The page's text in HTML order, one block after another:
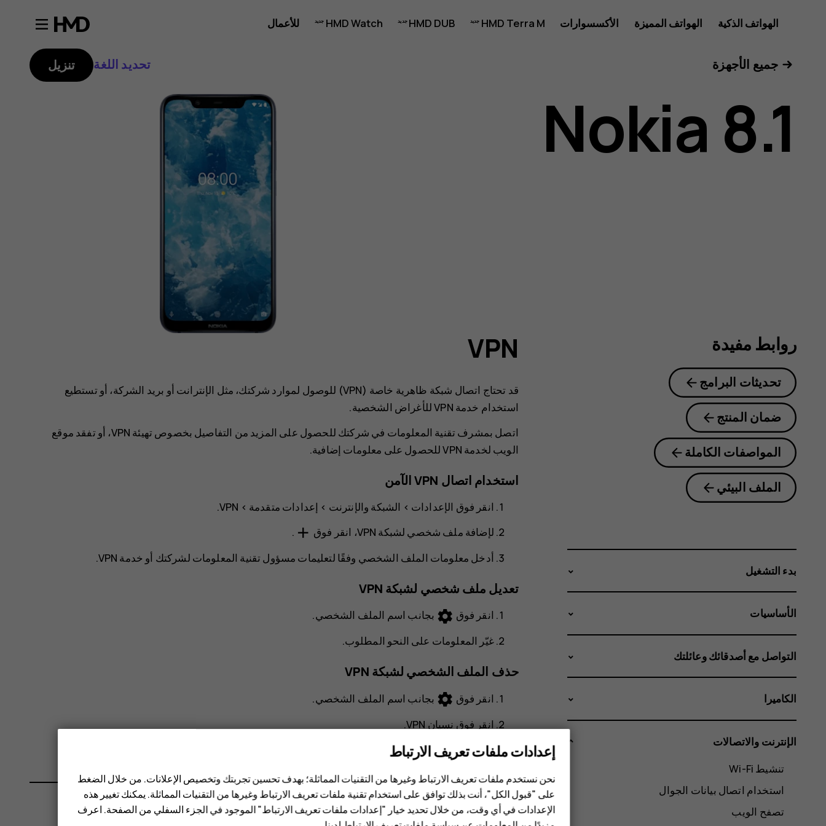
دليل
مستخدم
هاتف
الهواتف الذكية الهواتف المميزة الأكسسوارات HMD Terra M
HMD DUB
HMD Watch
للأعمال
جميع الأجهزة تحديد اللغة تنزيل
Nokia 8.1
VPN
قد تحتاج اتصال شبكة ظاهرية خاصة (VPN) للوصول لموارد شركتك، مثل الإنترانت أو بريد الشركة، أو تستطيع
استخدام خدمة VPN للأغراض الشخصية.
اتصل بمشرف تقنية المعلومات في شركتك للحصول على المزيد من التفاصيل بخصوص تهيئة VPN، أو تفقد موقع
الويب لخدمة VPN للحصول على معلومات إضافية.
استخدام اتصال VPN الآمن
انقر فوق الإعدادات‏‎ > الشبكة والإنترنت > إعدادات متقدمة >
VPN
.
لإضافة ملف شخصي لشبكة VPN، انقر فوق
add
.
أدخل معلومات الملف الشخصي وفقًا لتعليمات مسؤول تقنية المعلومات لشركتك أو خدمة VPN.
تعديل ملف شخصي لشبكة VPN
انقر فوق settings بجانب اسم الملف الشخصي.
غيّر المعلومات على النحو المطلوب.
حذف الملف الشخصي لشبكة VPN
انقر فوق settings بجانب اسم الملف الشخصي.
انقر فوق نسيان VPN .
روابط مفيدة
تحديثات البرامج
ضمان المنتج
المواصفات الكاملة
الملف البيئي
بدء التشغيل
الأساسيات
التواصل مع أصدقائك وعائلتك
الكاميرا
الإنترنت والاتصالات
تنشيط Wi-Fi
استخدام اتصال بيانات الجوال
تصفح الويب
إعدادات ملفات تعريف الارتباط
نحن نستخدم ملفات تعريف الارتباط وغيرها من التقنيات المماثلة؛ بهدف تحسين تجربتك وتخصيص الإعلانات. من خلال الضغط
على "قبول الكل"، أنت بذلك توافق على استخدام تقنية ملفات تعريف الارتباط وغيرها من التقنيات المماثلة. يمكنك تغيير هذه
الإعدادات في أي وقت، من خلال تحديد خيار "إعدادات ملفات تعريف الارتباط" الموجود في الجزء السفلي من الصفحة. اعرف